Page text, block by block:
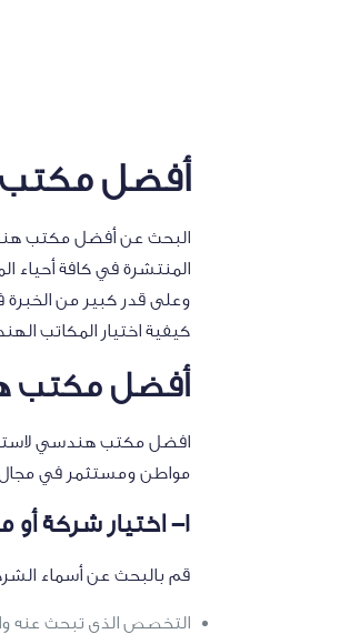
أفضل مكتب
البحث عن أفضل مكتب
المنتشرة في كافة أحياء
وعلى قدر كبير من الخبرة
كيفية اختيار المكاتب
أفضل مكتب
افضل مكتب هندسي
مواطن ومستثمر في مجال
1- اختيار شركة أو مكتب هندسي
قم بالبحث عن أسماء
التخصص الذي تبحث عنه